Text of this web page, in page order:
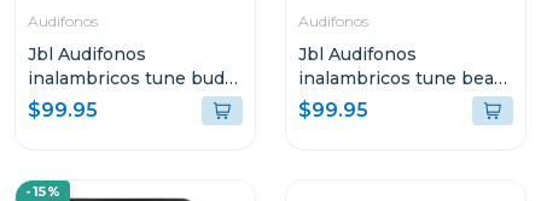
Audifonos
Jbl Audifonos
inalambricos tune buds
2 bluetooth blanco
ghost tbuds2
$99.95
Audifonos
Jbl Audifonos
inalambricos tune beam
2 bluetooth negro ghost
tbeam2
$99.95
-15%